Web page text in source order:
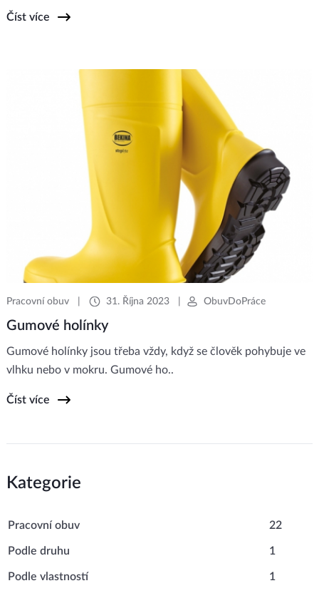
Číst více
Pracovní obuv| 31. Října 2023| ObuvDoPráce
Gumové holínky
Gumové holínky jsou třeba vždy, když se člověk pohybuje ve
vlhku nebo v mokru. Gumové ho..
Číst více
Kategorie
Pracovní obuv 22
Podle druhu 1
Podle vlastností 1